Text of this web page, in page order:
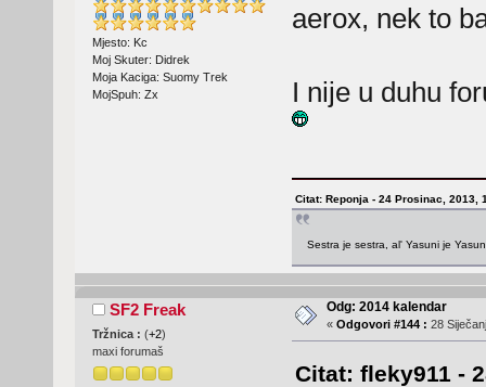
Mjesto: Kc
Moj Skuter: Didrek
Moja Kaciga: Suomy Trek
MojSpuh: Zx
aerox, nek to
I nije u duhu
Citat: Reponja - 24 Prosinac, 2013,
Sestra je sestra, al' Yasuni je
SF2 Freak
Tržnica : (+2)
maxi forumaš
Odg: 2014 kalendar
« Odgovori #144 : 28
Citat: fleky911 -